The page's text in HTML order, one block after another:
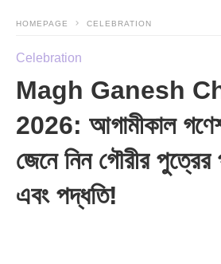
HOMEPAGE CELEBRATION
Celebration
Magh Ganesh
2026: আগামীকাল
জেনে নিন গৌরীর
এবং পদ্ধতি!